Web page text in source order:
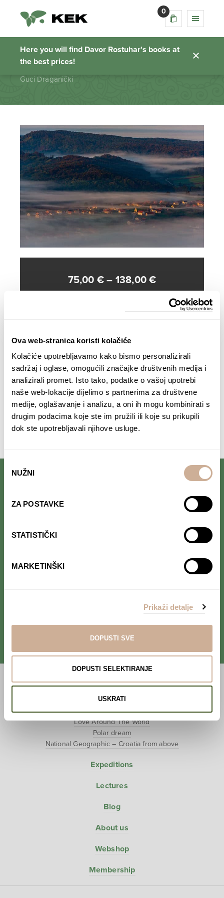
Ova web-stranica koristi kolačiće
Kolačiće upotrebljavamo kako bismo personalizirali
sadržaj i oglase, omogućili značajke društvenih medija i
analizirali promet. Isto tako, podatke o vašoj upotrebi
naše web-lokacije dijelimo s partnerima za društvene
medije, oglašavanje i analizu, a oni ih mogu kombinirati s
drugim podacima koje ste im pružili ili koje su prikupili
dok ste upotrebljavali njihove usluge.
pristanka
NUŽNI
ZA POSTAVKE
STATISTIČKI
MARKETINŠKI
Prikaži detalje
DOPUSTI SVE
DOPUSTI SELEKTIRANJE
USKRATI
0
Here you will find Davor Rostuhar's books at
the best prices!
Guci Draganički
Homepage
Guci Draganički
75,00 € – 138,00€Price
range:
75,00 €
ADD TO CART
Additional information
Tiskana na visokokvalitetnom foto papiru
Dostupne dimenzije: 60×40 ¦ 90×60 ¦ 120×80
Read interesting stories that we
Find out where we are and follow our
adventure in real time.
Follow us on YouTube.
videos.
Hunter-Gatherers
Projects
Love Around The World
Polar dream
National Geographic – Croatia from above
Expeditions
Lectures
Blog
About us
Webshop
Membership